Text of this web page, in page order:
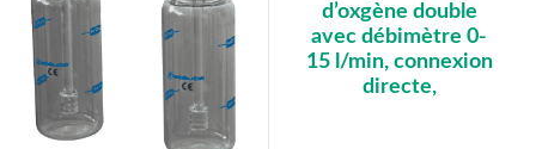
d’oxgène double
avec débimètre 0-
15 l/min, connexion
directe,